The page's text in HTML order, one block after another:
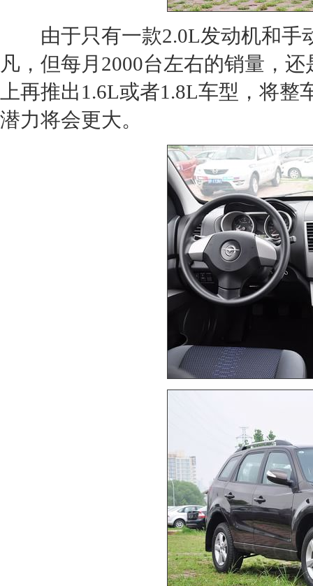
由于只有一款2.0L发动机和手
凡，但每月2000台左右的销量，
上再推出1.6L或者1.8L车型，将
潜力将会更大。